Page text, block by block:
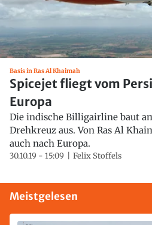
Basis in Ras Al Khaimah
Spicejet fliegt vom
Europa
Die indische Billigairline baut
Drehkreuz aus. Von Ras Al
auch nach Europa.
30.10.19 - 15:09 Felix Stoffels
Meistgelesen